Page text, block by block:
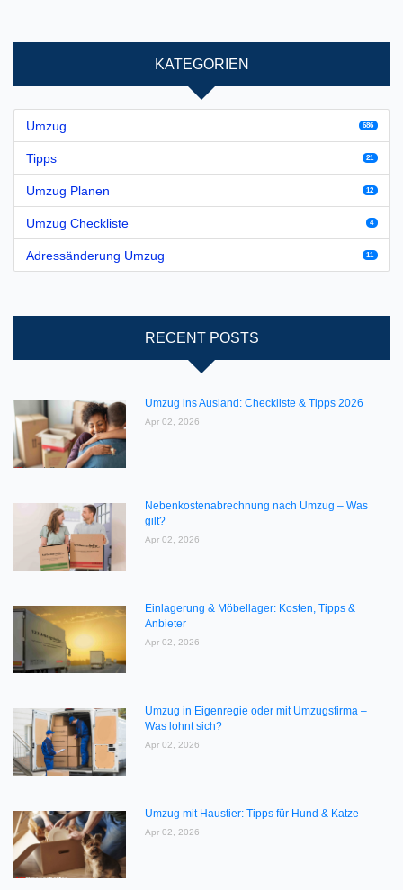
KATEGORIEN
Umzug 686
Tipps 21
Umzug Planen 12
Umzug Checkliste 4
Adressänderung Umzug 11
RECENT POSTS
Umzug ins Ausland: Checkliste & Tipps 2026
Apr 02, 2026
Nebenkostenabrechnung nach Umzug – Was
gilt?
Apr 02, 2026
Einlagerung & Möbellager: Kosten, Tipps &
Anbieter
Apr 02, 2026
Umzug in Eigenregie oder mit Umzugsfirma –
Was lohnt sich?
Apr 02, 2026
Umzug mit Haustier: Tipps für Hund & Katze
Apr 02, 2026